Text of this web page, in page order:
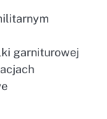
garniturowej